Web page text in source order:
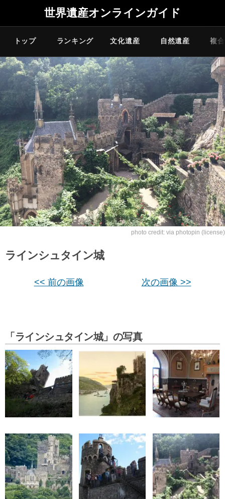
世界遺産オンラインガイド
トップ ランキング 文化遺産 自然遺産 複
photo credit: via photopin (license)
ラインシュタイン城
<< 前の画像 次の画像 >>
「ラインシュタイン城」の写真